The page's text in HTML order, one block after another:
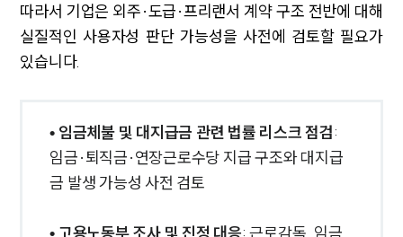
언론보도
공지사항
대륜법률상담예약
따라서 기업은 외주·도급·프리랜서 계약 구조 전반에 대해
실질적인 사용자성 판단 가능성을 사전에 검토할 필요가
있습니다.
• 임금체불 및 대지급금 관련 법률 리스크 점검:
임금·퇴직금·연장근로수당 지급 구조와 대지급
금 발생 가능성 사전 검토